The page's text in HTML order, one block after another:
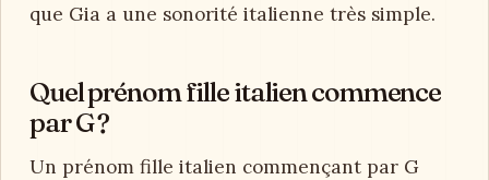
que Gia a une sonorité italienne très simple.
Quel prénom fille italien commence
par G ?
Un prénom fille italien commençant par G